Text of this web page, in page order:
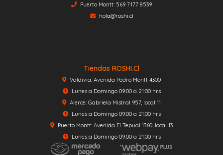
Puerto Montt: 569 7177 8539
hola@roshi.cl
Tiendas ROSHI.cl
Valdivia: Avenida Pedro Montt 4300
Lunes a Domingo 09:00 a 21:00 hrs
Alerce: Gabriela Mistral 957, local 11
Lunes a Domingo 09:00 a 21:00 hrs
Puerto Montt: Avenida El Tepual 1360, local 13
Lunes a Domingo 09:00 a 21:00 hrs